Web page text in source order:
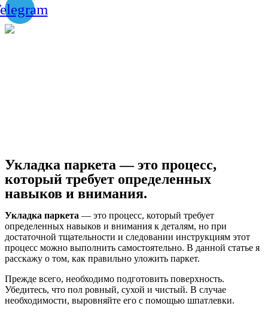
Укладка паркета — это процесс,
который требует определенных
навыков и внимания.
Укладка паркета — это процесс, который требует
определенных навыков и внимания к деталям, но при
достаточной тщательности и следовании инструкциям этот
процесс можно выполнить самостоятельно. В данной статье я
расскажу о том, как правильно уложить паркет.
Прежде всего, необходимо подготовить поверхность.
Убедитесь, что пол ровный, сухой и чистый. В случае
необходимости, выровняйте его с помощью шпатлевки.